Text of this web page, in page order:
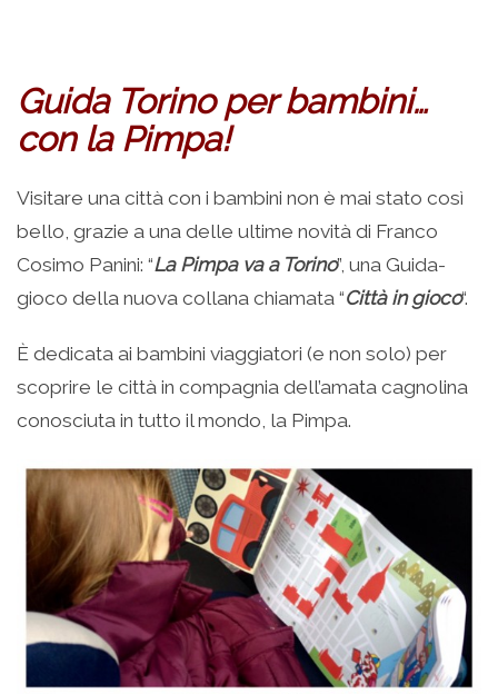
Guida Torino per bambini…
con la Pimpa!
Visitare una città con i bambini non è mai stato così
bello, grazie a una delle ultime novità di Franco
Cosimo Panini: “La Pimpa va a Torino”, una Guida-
gioco della nuova collana chiamata “Città in gioco“.
È dedicata ai bambini viaggiatori (e non solo) per
scoprire le città in compagnia dell’amata cagnolina
conosciuta in tutto il mondo, la Pimpa.